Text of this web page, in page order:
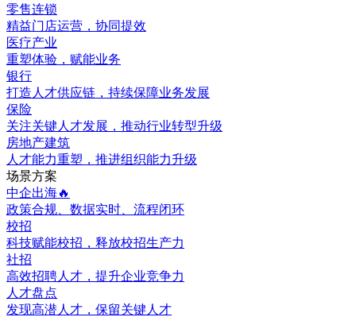
零售连锁
精益门店运营，协同提效
医疗产业
重塑体验，赋能业务
银行
打造人才供应链，持续保障业务发展
保险
关注关键人才发展，推动行业转型升级
房地产建筑
人才能力重塑，推进组织能力升级
场景方案
中企出海🔥
政策合规、数据实时、流程闭环
校招
科技赋能校招，释放校招生产力
社招
高效招聘人才，提升企业竞争力
人才盘点
发现高潜人才，保留关键人才